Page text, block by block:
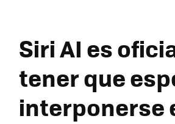
Siri AI es
tener que
interponerse